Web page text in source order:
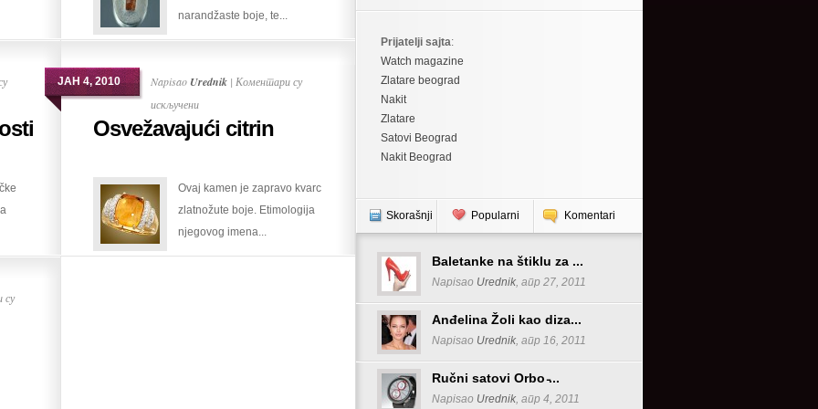
narandžaste boje, te...
ЈАН 4, 2010 Napisao Urednik | Коментари су
искљученина
Osvežavajući
Osvežavajući citrin
Ovaj kamen je zapravo kvarc
zlatnožute boje. Etimologija
njegovog imena...
су
Prijatelji sajta:
Watch magazine
Zlatare beograd
Nakit
Zlatare
Satovi Beograd
Nakit Beograd
Skorašnji Popularni Komentari
Baletanke na štiklu za ...
Napisao Urednik, апр 27, 2011
Anđelina Žoli kao diza...
Napisao Urednik, апр 16, 2011
Ručni satovi Orbo ̵...
Napisao Urednik, апр 4, 2011